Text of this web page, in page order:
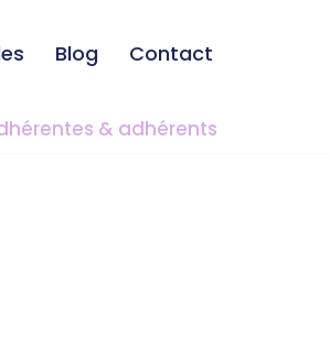
Blog Contact
& adhérents